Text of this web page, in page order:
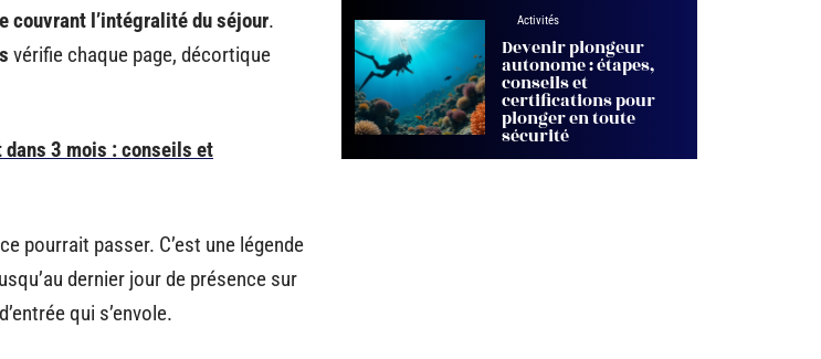
couvrant l’intégralité du séjour.
vérifie chaque page, décortique
3 mois : conseils et
pourrait passer. C’est une légende
dernier jour de présence sur
qui s’envole.
Activités
Devenir plongeur
autonome : étapes,
conseils et
certifications pour
plonger en toute
sécurité